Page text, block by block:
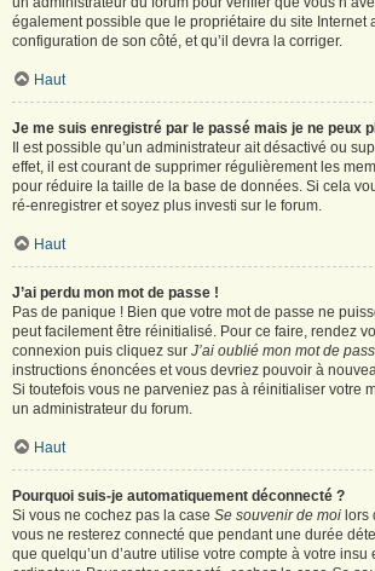
également possible que le propriétaire du site Internet
configuration de son côté, et qu’il devra la corriger.
Haut
Je me suis enregistré par le passé mais je ne peux
Il est possible qu’un administrateur ait désactivé ou
effet, il est courant de supprimer régulièrement les
pour réduire la taille de la base de données. Si cela
ré-enregistrer et soyez plus investi sur le forum.
Haut
J’ai perdu mon mot de passe !
Pas de panique ! Bien que votre mot de passe ne
peut facilement être réinitialisé. Pour ce faire, rendez
connexion puis cliquez sur J’ai oublié mon mot de
instructions énoncées et vous devriez pouvoir à
Si toutefois vous ne parveniez pas à réinitialiser votre
un administrateur du forum.
Haut
Pourquoi suis-je automatiquement déconnecté ?
Si vous ne cochez pas la case Se souvenir de moi lors
vous ne resterez connecté que pendant une durée
que quelqu’un d’autre utilise votre compte à votre insu